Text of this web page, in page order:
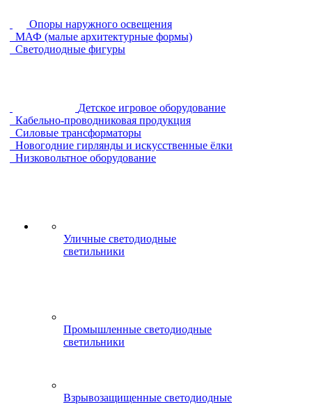
Опоры наружного освещения
МАФ (малые архитектурные формы)
Светодиодные фигуры
Детское игровое оборудование
Кабельно-проводниковая продукция
Силовые трансформаторы
Новогодние гирлянды и искусственные ёлки
Низковольтное оборудование
Уличные светодиодные
светильники
Промышленные светодиодные
светильники
Взрывозащищенные светодиодные